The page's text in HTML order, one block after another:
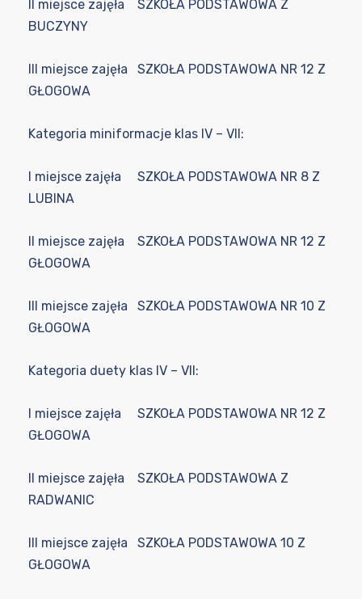
II miejsce zajęła SZKOŁA PODSTAWOWA Z
BUCZYNY
III miejsce zajęła SZKOŁA PODSTAWOWA NR 12 Z
GŁOGOWA
Kategoria miniformacje klas IV – VII:
I miejsce zajęła SZKOŁA PODSTAWOWA NR 8 Z
LUBINA
II miejsce zajęła SZKOŁA PODSTAWOWA NR 12 Z
GŁOGOWA
III miejsce zajęła SZKOŁA PODSTAWOWA NR 10 Z
GŁOGOWA
Kategoria duety klas IV – VII:
I miejsce zajęła SZKOŁA PODSTAWOWA NR 12 Z
GŁOGOWA
II miejsce zajęła SZKOŁA PODSTAWOWA Z
RADWANIC
III miejsce zajęła SZKOŁA PODSTAWOWA 10 Z
GŁOGOWA